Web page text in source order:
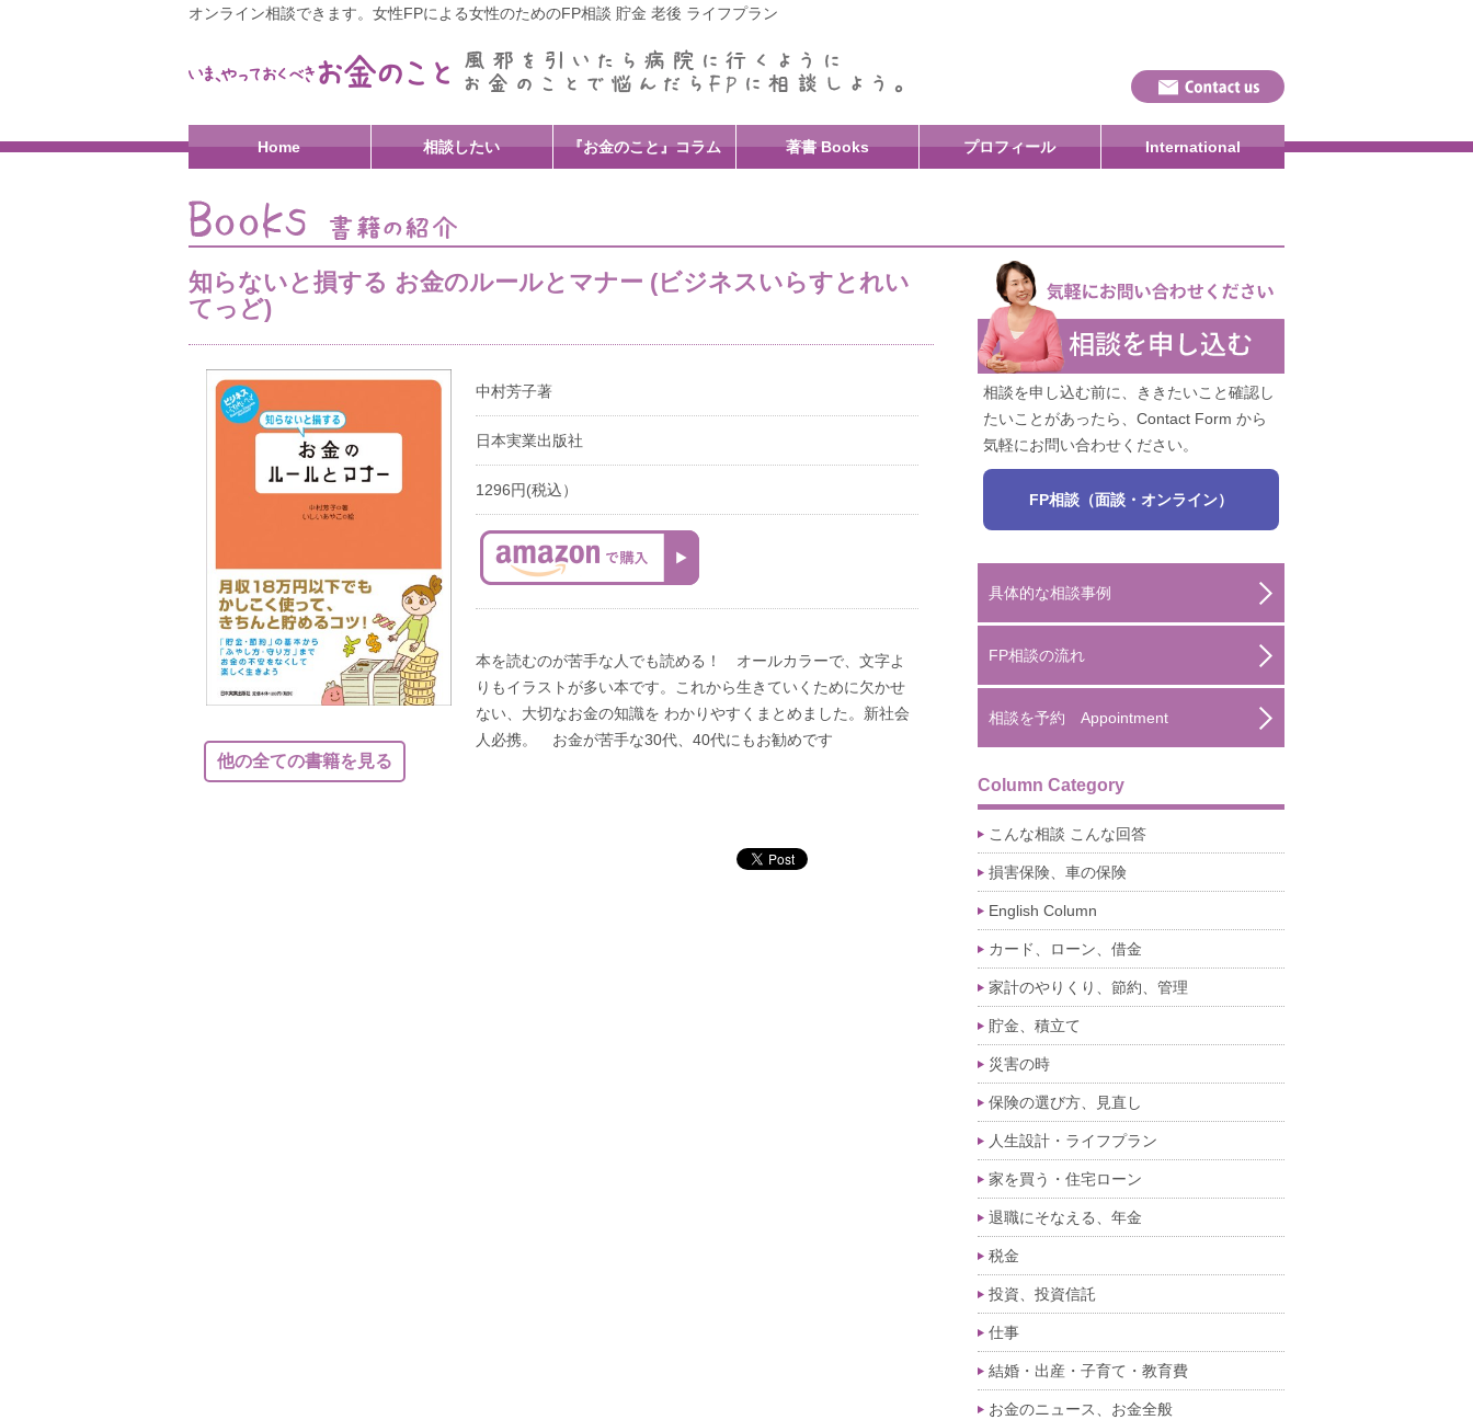
オンライン相談できます。女性FPによる女性のためのFP相談 貯金 老後 ライフプラン
Home 相談したい 『お金のこと』コラム 著書 Books プロフィール International
知らないと損する お金のルールとマナー (ビジネスいらすとれい
てっど)
他の全ての書籍を見る
中村芳子著
日本実業出版社
1296円(税込）
本を読むのが苦手な人でも読める！ オールカラーで、文字よ
りもイラストが多い本です。これから生きていくために欠かせ
ない、大切なお金の知識を わかりやすくまとめました。新社会
人必携。 お金が苦手な30代、40代にもお勧めです
相談を申し込む前に、ききたいこと確認し
たいことがあったら、Contact Form から
気軽にお問い合わせください。
FP相談（面談・オンライン）
具体的な相談事例
FP相談の流れ
相談を予約 Appointment
Column Category
こんな相談 こんな回答
損害保険、車の保険
English Column
カード、ローン、借金
家計のやりくり、節約、管理
貯金、積立て
災害の時
保険の選び方、見直し
人生設計・ライフプラン
家を買う・住宅ローン
退職にそなえる、年金
税金
投資、投資信託
仕事
結婚・出産・子育て・教育費
お金のニュース、お金全般